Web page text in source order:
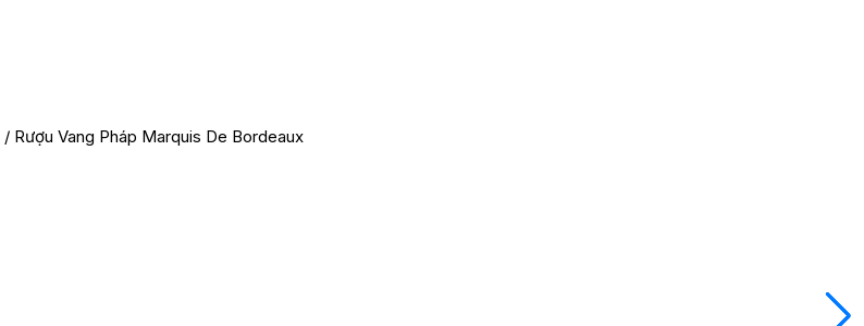
/ Rượu Vang Pháp Marquis De Bordeaux